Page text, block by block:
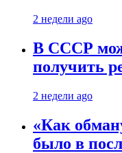
2 недели ago
В СССР
получить
2 недели ago
«Как
было в